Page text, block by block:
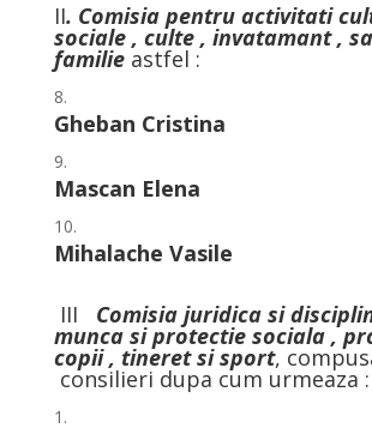
II. Comisia pentru activitati
sociale , culte , invatamant ,
familieastfel :
Gheban Cristina
Mascan Elena
Mihalache Vasile
III Comisia juridica si
munca si protectie sociala ,
copii , tineret si sport,
consilieri dupa cum urmeaza :